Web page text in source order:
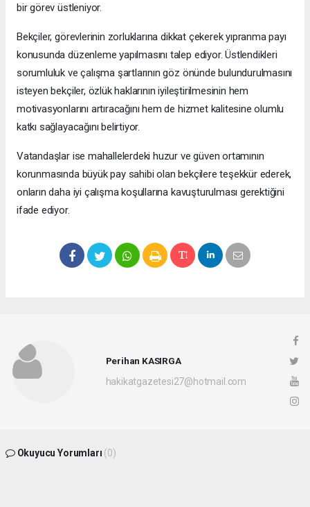
bir görev üstleniyor.
Bekçiler, görevlerinin zorluklarına dikkat çekerek yıpranma payı
konusunda düzenleme yapılmasını talep ediyor. Üstlendikleri
sorumluluk ve çalışma şartlarının göz önünde bulundurulmasını
isteyen bekçiler, özlük haklarının iyileştirilmesinin hem
motivasyonlarını artıracağını hem de hizmet kalitesine olumlu
katkı sağlayacağını belirtiyor.
Vatandaşlar ise mahallelerdeki huzur ve güven ortamının
korunmasında büyük pay sahibi olan bekçilere teşekkür ederek,
onların daha iyi çalışma koşullarına kavuşturulması gerektiğini
ifade ediyor.
Perihan KASIRGA
hakikatgazetesi27@hotmail.com
Okuyucu Yorumları (0)